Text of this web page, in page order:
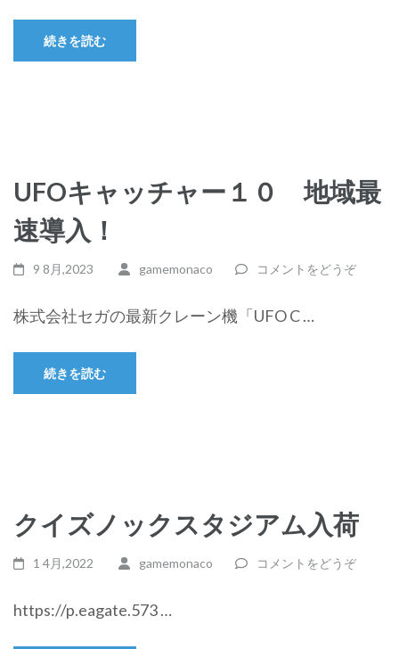
続きを読む
UFOキャッチャー１０ 地域最
速導入！
9 8月,2023 gamemonaco コメントをどうぞ
株式会社セガの最新クレーン機「UFO C …
続きを読む
クイズノックスタジアム入荷
1 4月,2022 gamemonaco コメントをどうぞ
https://p.eagate.573 …